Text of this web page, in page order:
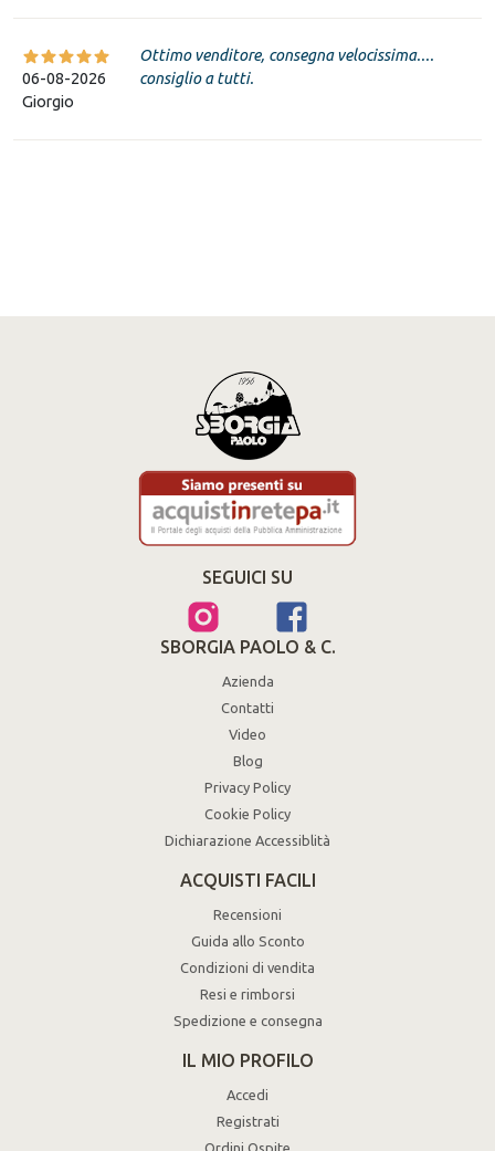
06-08-2026
Giorgio
Ottimo venditore, consegna velocissima....
consiglio a tutti.
SEGUICI SU
SBORGIA PAOLO & C.
Azienda
Contatti
Video
Blog
Privacy Policy
Cookie Policy
Dichiarazione Accessiblità
ACQUISTI FACILI
Recensioni
Guida allo Sconto
Condizioni di vendita
Resi e rimborsi
Spedizione e consegna
IL MIO PROFILO
Accedi
Registrati
Ordini Ospite